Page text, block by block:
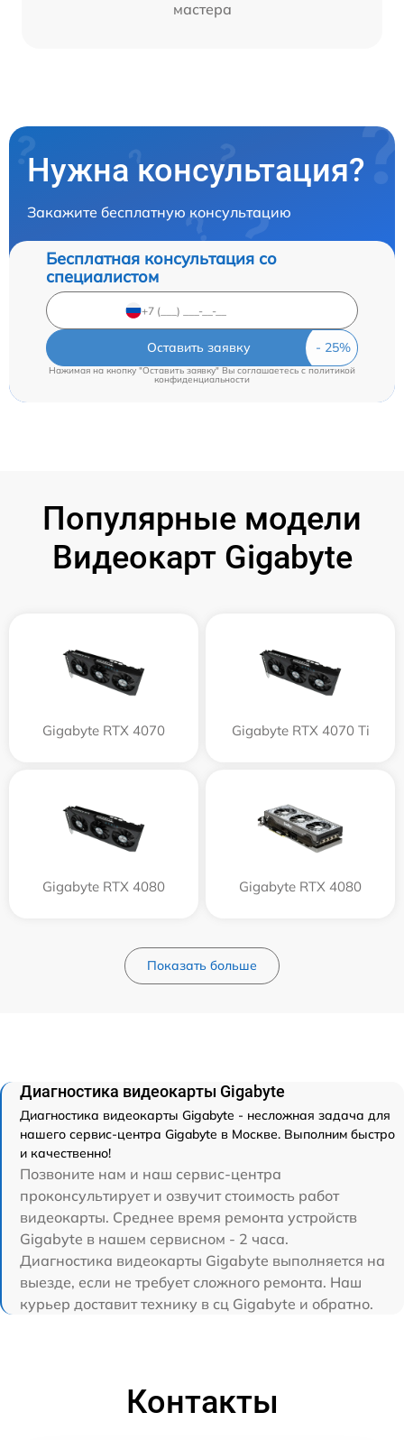
мастера
Нужна консультация?
Закажите бесплатную консультацию
Бесплатная консультация со
специалистом
Оставить заявку
Нажимая на кнопку "Оставить заявку" Вы соглашаетесь c политикой
конфиденциальности
Популярные модели
Видеокарт Gigabyte
Gigabyte RTX 4070 Gigabyte RTX 4070 Ti
Gigabyte RTX 4080 Gigabyte RTX 4080
Показать больше
Диагностика видеокарты Gigabyte
Диагностика видеокарты Gigabyte - несложная задача для
нашего сервис-центра Gigabyte в Москве. Выполним быстро
и качественно!
Позвоните нам и наш сервис-центра
проконсультирует и озвучит стоимость работ
видеокарты. Среднее время ремонта устройств
Gigabyte в нашем сервисном - 2 часа.
Диагностика видеокарты Gigabyte выполняется на
выезде, если не требует сложного ремонта. Наш
курьер доставит технику в сц Gigabyte и обратно.
Контакты